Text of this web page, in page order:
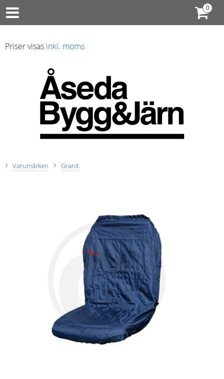
Priser visas inkl. moms
Varumärken Granit